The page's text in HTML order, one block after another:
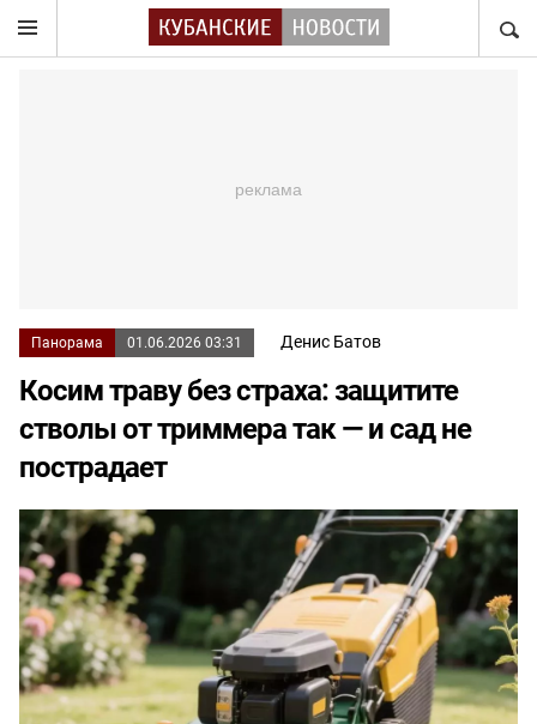
Панорама 01.06.2026 03:31 Денис Батов
Косим траву без страха: защитите
стволы от триммера так — и сад не
пострадает